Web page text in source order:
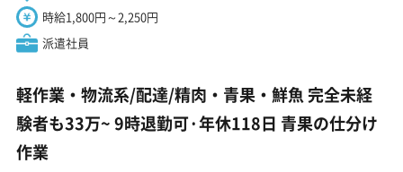
時給1,800円～2,250円
派遣社員
軽作業・物流系/配達/精肉・青果・鮮魚 完全未経
験者も33万~ 9時退勤可·年休118日 青果の仕分け
作業